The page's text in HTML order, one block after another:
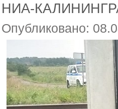
НИА-
Опубликовано: